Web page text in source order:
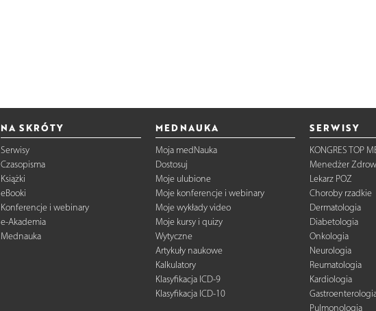
NA SKRÓTY
Serwisy
Czasopisma
Książki
eBooki
Konferencje i webinary
e-Akademia
Mednauka
MEDNAUKA
Moja medNauka
Dostosuj
Moje ulubione
Moje konferencje i webinary
Moje wykłady video
Moje kursy i quizy
Wytyczne
Artykuły naukowe
Kalkulatory
Klasyfikacja ICD-9
Klasyfikacja ICD-10
SERWISY
KONGRES TOP
Menedżer
Lekarz POZ
Choroby rzadkie
Dermatologia
Diabetologia
Onkologia
Neurologia
Reumatologia
Kardiologia
Pulmonologia